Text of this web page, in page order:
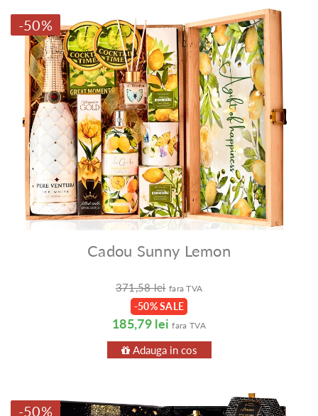
-50%
Cadou Sunny Lemon
371,58 lei fara TVA
-50% SALE
185,79 lei fara TVA
Adauga in cos
-50%